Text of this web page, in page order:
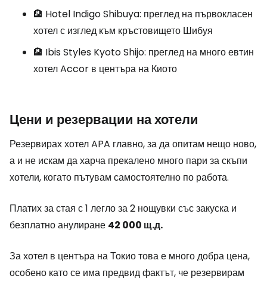
🏨 Hotel Indigo Shibuya: преглед на първокласен
хотел с изглед към кръстовището Шибуя
🏨 Ibis Styles Kyoto Shijo: преглед на много евтин
хотел Accor в центъра на Киото
Цени и резервации на хотели
Резервирах хотел APA главно, за да опитам нещо ново,
а и не искам да харча прекалено много пари за скъпи
хотели, когато пътувам самостоятелно по работа.
Платих за стая с 1 легло за 2 нощувки със закуска и
безплатно анулиране 42 000 щ.д.
За хотел в центъра на Токио това е много добра цена,
особено като се има предвид фактът, че резервирам